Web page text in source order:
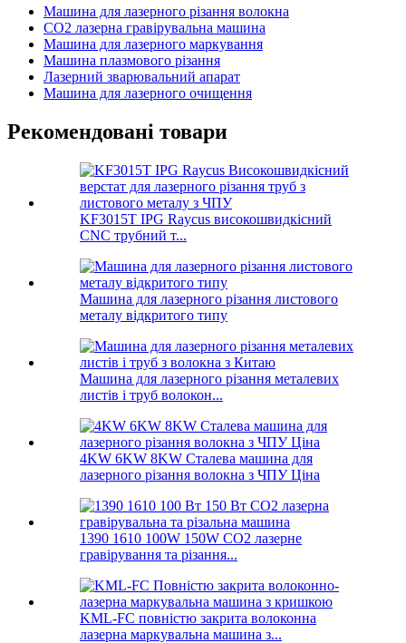
Машина для лазерного різання волокна
CO2 лазерна гравірувальна машина
Машина для лазерного маркування
Машина плазмового різання
Лазерний зварювальний апарат
Машина для лазерного очищення
Рекомендовані товари
KF3015T IPG Raycus високошвидкісний
CNC трубний т...
Машина для лазерного різання листового
металу відкритого типу
Машина для лазерного різання металевих
листів і труб волокон...
4KW 6KW 8KW Сталева машина для
лазерного різання волокна з ЧПУ Ціна
1390 1610 100W 150W CO2 лазерне
гравірування та різання...
KML-FC повністю закрита волоконна
лазерна маркувальна машина з...